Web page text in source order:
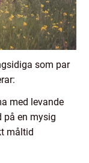
som par
med levande
på en mysig
måltid